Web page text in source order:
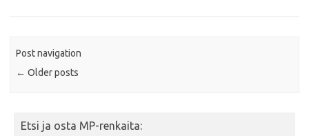
Post navigation
← Older posts
Etsi ja osta MP-renkaita: